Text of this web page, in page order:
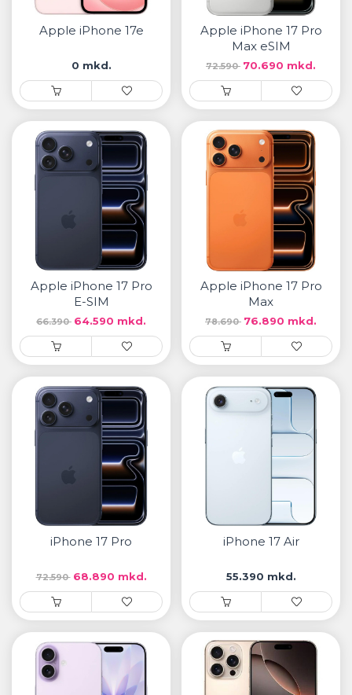
Apple iPhone 17e
0 mkd.
Apple iPhone 17 Pro
Max eSIM
72.590 70.690 mkd.
Apple iPhone 17 Pro
Е-SIM
66.390 64.590 mkd.
Apple iPhone 17 Pro
Max
78.690 76.890 mkd.
iPhone 17 Pro
72.590 68.890 mkd.
iPhone 17 Air
55.390 mkd.
• Xiaomi
РЕМЕНИ ЗА ЧАСОВНИК
• Apple watch
• Galaxy watch
• Xiaomi
• Останато
PLAYSTATION
AIRTAGS
ПРОЕКТОРИ